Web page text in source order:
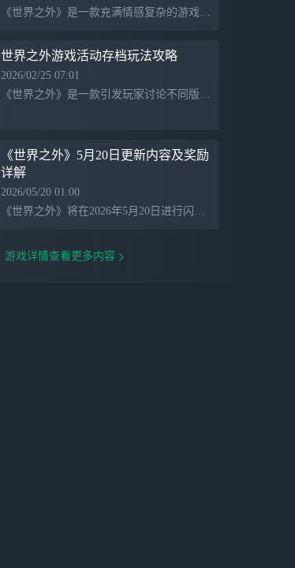
《世界之外》是一款充满情感复杂的游戏，讲述玩家在虚拟世界中与多个角色建立关系的故事。玩家在经历不同场景和事件时，展现出对角色的疼爱和依赖，尤其在面对易遇时，表现出内心的不安与渴望获得认同。游戏通过细腻的剧情和人物关系，表达了情感的矛盾与依赖，体现了人际关系中的脆弱和信任的重要性。
世界之外游戏活动存档玩法攻略
2026/02/25 07:01
《世界之外》是一款引发玩家讨论不同版本美观程度的游戏，玩家通过星愿瓶记录心愿，分享作品，促进交流和创作热情。
《世界之外》5月20日更新内容及奖励
详解
2026/05/20 01:00
《世界之外》将在2026年5月20日进行闪断更新，时间为9:45至10:00，期间玩家将无法登录游戏。更新后将推出限时特殊副本“天命”，提供丰富奖励，包括神秘空间碎片、头像框等，并提升限定世界等级侧影的感召概率。同时，玩家可以通过解锁普通和珍藏札记获取多种奖励。更新结束后将通过邮件发放补偿。
游戏详情查看更多内容